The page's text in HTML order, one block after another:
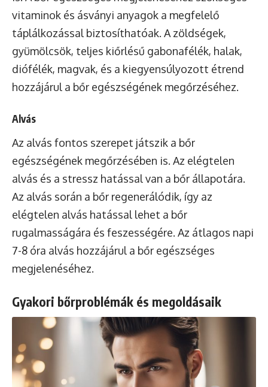
vitaminok és ásványi anyagok a megfelelő
táplálkozással biztosíthatóak. A zöldségek,
gyümölcsök, teljes kiőrlésű gabonafélék, halak,
diófélék, magvak, és a kiegyensúlyozott étrend
hozzájárul a bőr egészségének megőrzéséhez.
Alvás
Az alvás fontos szerepet játszik a bőr
egészségének megőrzésében is. Az elégtelen
alvás és a stressz hatással van a bőr állapotára.
Az alvás során a bőr regenerálódik, így az
elégtelen alvás hatással lehet a bőr
rugalmasságára és feszességére. Az átlagos napi
7-8 óra alvás hozzájárul a bőr egészséges
megjelenéséhez.
Gyakori bőrproblémák és megoldásaik